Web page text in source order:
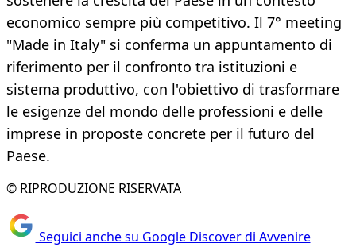
economico sempre più competitivo. Il 7° meeting
"Made in Italy" si conferma un appuntamento di
riferimento per il confronto tra istituzioni e
sistema produttivo, con l'obiettivo di trasformare
le esigenze del mondo delle professioni e delle
imprese in proposte concrete per il futuro del
Paese.
© RIPRODUZIONE RISERVATA
Seguici anche su Google Discover di Avvenire